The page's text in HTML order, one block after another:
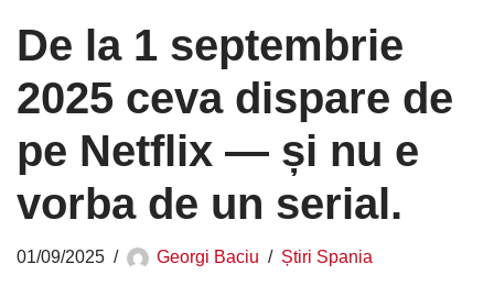
De la 1 septembrie
2025 ceva dispare de
pe Netflix — și nu e
vorba de un serial.
01/09/2025 Georgi Baciu Știri Spania